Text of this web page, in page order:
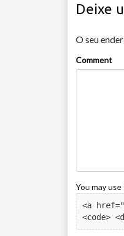
Deixe
O seu
Comment
You may
<a
<code>